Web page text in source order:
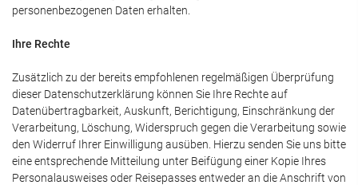
personenbezogenen Daten erhalten.
Ihre Rechte
Zusätzlich zu der bereits empfohlenen regelmäßigen Überprüfung
dieser Datenschutzerklärung können Sie Ihre Rechte auf
Datenübertragbarkeit, Auskunft, Berichtigung, Einschränkung der
Verarbeitung, Löschung, Widerspruch gegen die Verarbeitung sowie
den Widerruf Ihrer Einwilligung ausüben. Hierzu senden Sie uns bitte
eine entsprechende Mitteilung unter Beifügung einer Kopie Ihres
Personalausweises oder Reisepasses entweder an die Anschrift von